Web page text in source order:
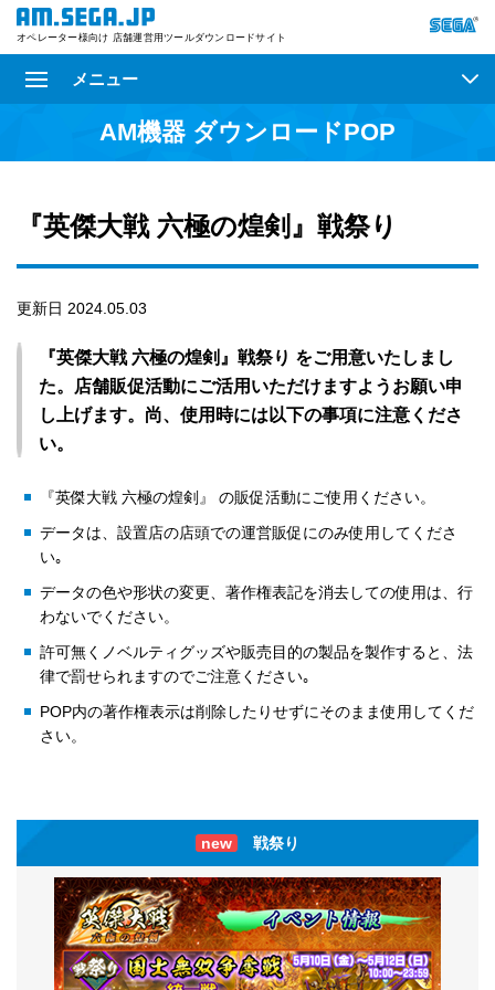
オペレーター様向け 店舗運営用ツールダウンロードサイト
メニュー
AM機器 ダウンロードPOP
『英傑大戦 六極の煌剣』戦祭り
更新日 2024.05.03
『英傑大戦 六極の煌剣』戦祭り をご用意いたしまし
た。店舗販促活動にご活用いただけますようお願い申
し上げます。尚、使用時には以下の事項に注意くださ
い。
『英傑大戦 六極の煌剣』 の販促活動にご使用ください。
データは、設置店の店頭での運営販促にのみ使用してくださ
い｡
データの色や形状の変更、著作権表記を消去しての使用は、行
わないでください。
許可無くノベルティグッズや販売目的の製品を製作すると、法
律で罰せられますのでご注意ください｡
POP内の著作権表示は削除したりせずにそのまま使用してくだ
さい。
new 戦祭り